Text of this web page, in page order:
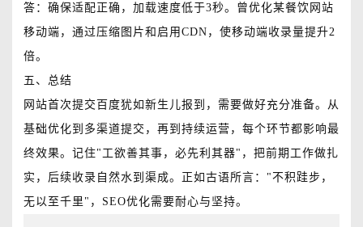
答：确保适配正确，加载速度低于3秒。曾优化某餐饮网站
移动端，通过压缩图片和启用CDN，使移动端收录量提升2
倍。
五、总结
网站首次提交百度犹如新生儿报到，需要做好充分准备。从
基础优化到多渠道提交，再到持续运营，每个环节都影响最
终效果。记住"工欲善其事，必先利其器"，把前期工作做扎
实，后续收录自然水到渠成。正如古语所言："不积跬步，
无以至千里"，SEO优化需要耐心与坚持。